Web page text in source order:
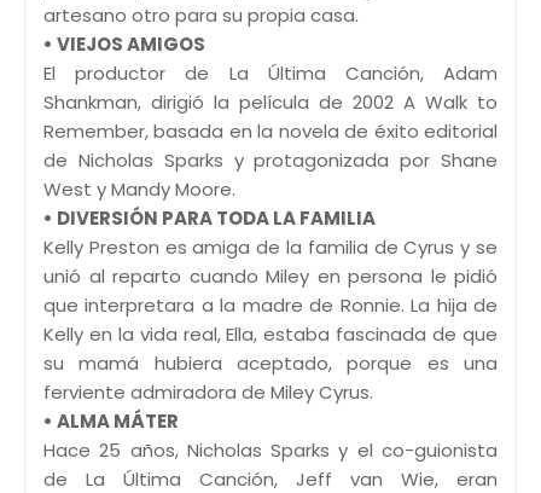
artesano otro para su propia casa.
• VIEJOS AMIGOS
El productor de La Última Canción, Adam
Shankman, dirigió la película de 2002 A Walk to
Remember, basada en la novela de éxito editorial
de Nicholas Sparks y protagonizada por Shane
West y Mandy Moore.
• DIVERSIÓN PARA TODA LA FAMILIA
Kelly Preston es amiga de la familia de Cyrus y se
unió al reparto cuando Miley en persona le pidió
que interpretara a la madre de Ronnie. La hija de
Kelly en la vida real, Ella, estaba fascinada de que
su mamá hubiera aceptado, porque es una
ferviente admiradora de Miley Cyrus.
• ALMA MÁTER
Hace 25 años, Nicholas Sparks y el co-guionista
de La Última Canción, Jeff van Wie, eran